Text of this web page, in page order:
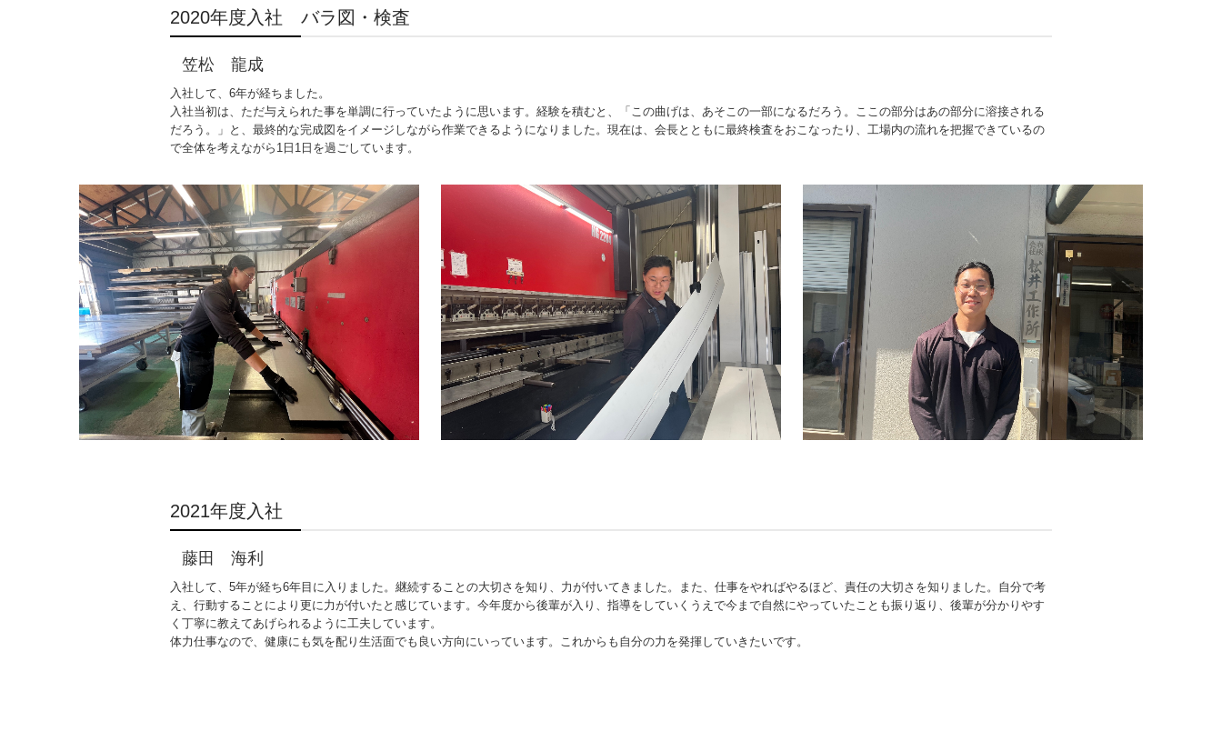
2020年度入社 バラ図・検査
笠松 龍成
入社して、6年が経ちました。
入社当初は、ただ与えられた事を単調に行っていたように思います。経験を積むと、「この曲げは、あそこの一部になるだろう。ここの部分はあの部分に溶接される
だろう。」と、最終的な完成図をイメージしながら作業できるようになりました。現在は、会長とともに最終検査をおこなったり、工場内の流れを把握できているの
で全体を考えながら1日1日を過ごしています。
2021年度入社
藤田 海利
入社して、5年が経ち6年目に入りました。継続することの大切さを知り、力が付いてきました。また、仕事をやればやるほど、責任の大切さを知りました。自分で考
え、行動することにより更に力が付いたと感じています。今年度から後輩が入り、指導をしていくうえで今まで自然にやっていたことも振り返り、後輩が分かりやす
く丁寧に教えてあげられるように工夫しています。
体力仕事なので、健康にも気を配り生活面でも良い方向にいっています。これからも自分の力を発揮していきたいです。